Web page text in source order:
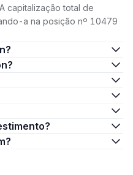
capitalização total de
a na posição nº 10479